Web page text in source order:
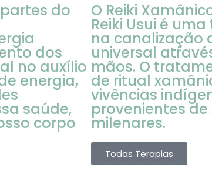
do
dos
no auxílio
energia,
saúde,
corpo
O Reiki
Reiki Usui é
na canalização
universal
mãos. O
de ritual
vivências
provenientes
milenares.
Todas Terapias